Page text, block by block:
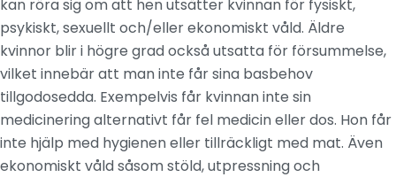
kan röra sig om att hen utsätter kvinnan för fysiskt,
psykiskt, sexuellt och/eller ekonomiskt våld. Äldre
kvinnor blir i högre grad också utsatta för försummelse,
vilket innebär att man inte får sina basbehov
tillgodosedda. Exempelvis får kvinnan inte sin
medicinering alternativt får fel medicin eller dos. Hon får
inte hjälp med hygienen eller tillräckligt med mat. Även
ekonomiskt våld såsom stöld, utpressning och